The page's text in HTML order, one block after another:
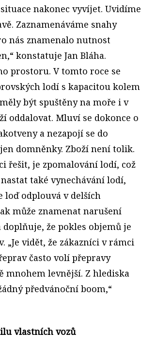
nakonec vyvíjet. Uvidíme
Zaznamenáváme snahy
nás znamenalo nutnost
konstatuje Jan Bláha.
prostoru. V tomto roce se
lodí s kapacitou kolem
být spuštěny na moře i v
oddalovat. Mluví se dokonce o
a nezapojí se do
domněnky. Zboží není tolik.
řešit, je zpomalování lodí, což
také vynechávání lodí,
loď odplouvá v delších
může znamenat narušení
doplňuje, že pokles objemů je
„Je vidět, že zákazníci v rámci
často volí přepravy
mnohem levnější. Z hlediska
předvánoční boom,“
vlastních vozů